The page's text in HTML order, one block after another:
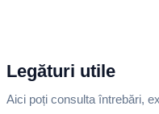
Legături utile
Aici poți consulta întrebări,